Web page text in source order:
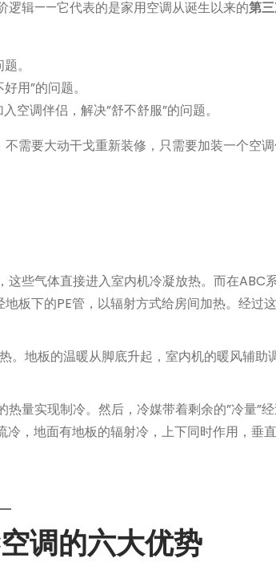
逻辑——它代表的是家用空调从诞生以来的第
。
用”的问题。
空调伴侣，解决”舒不舒服”的问题。
需要大动干戈重新装修，只需要加装一个空
些气体直接进入室内机冷凝放热。而在ABC
板下的PE管，以辐射方式给房间加热。经过
地板的温暖从脚底升起，室内机的暖风辅助
量实现制冷。然后，冷媒带着剩余的”冷量”
，地面有地板的辐射冷，上下同时作用，垂
调的六大优势